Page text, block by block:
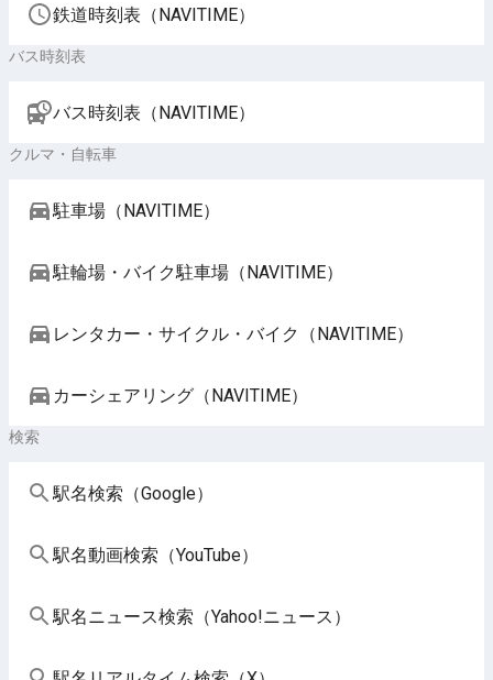
鉄道時刻表（NAVITIME）
バス時刻表
バス時刻表（NAVITIME）
クルマ・自転車
駐車場（NAVITIME）
駐輪場・バイク駐車場（NAVITIME）
レンタカー・サイクル・バイク（NAVITIME）
カーシェアリング（NAVITIME）
検索
駅名検索（Google）
駅名動画検索（YouTube）
駅名ニュース検索（Yahoo!ニュース）